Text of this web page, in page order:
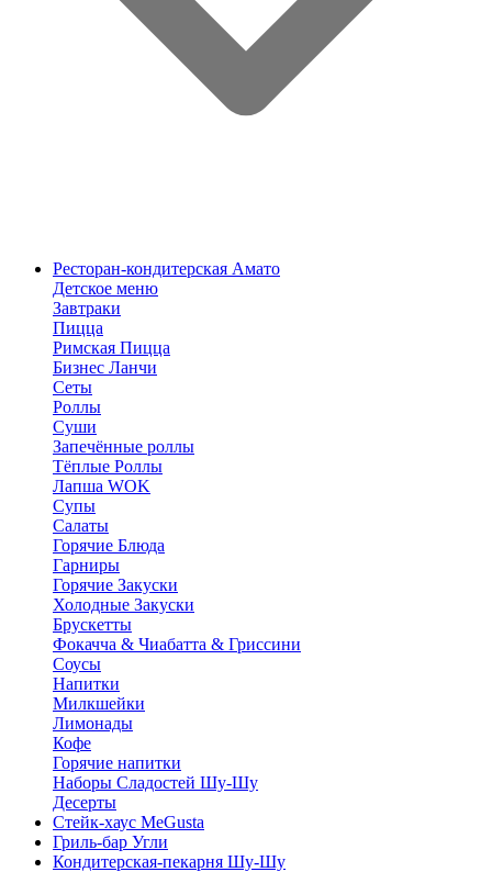
Ресторан-кондитерская Амато
Детское меню
Завтраки
Пицца
Римская Пицца
Бизнес Ланчи
Сеты
Роллы
Суши
Запечённые роллы
Тёплые Роллы
Лапша WOK
Супы
Салаты
Горячие Блюда
Гарниры
Горячие Закуски
Холодные Закуски
Брускетты
Фокачча & Чиабатта & Гриссини
Соусы
Напитки
Милкшейки
Лимонады
Кофе
Горячие напитки
Наборы Сладостей Шу-Шу
Десерты
Стейк-хаус MeGusta
Гриль-бар Угли
Кондитерская-пекарня Шу-Шу